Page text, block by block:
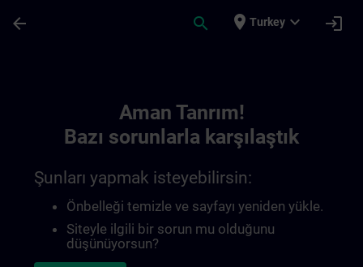
arrow_back search place Turkey expand_more login
Aman Tanrım!
Bazı sorunlarla karşılaştık
Şunları yapmak isteyebilirsin:
Önbelleği temizle ve sayfayı yeniden yükle.
Siteyle ilgili bir sorun mu olduğunu
düşünüyorsun?